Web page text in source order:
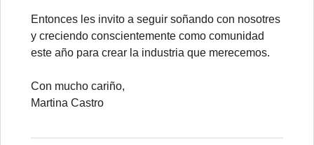
Entonces les invito a seguir soñando con nosotres
y creciendo conscientemente como comunidad
este año para crear la industria que merecemos.
Con mucho cariño,
Martina Castro